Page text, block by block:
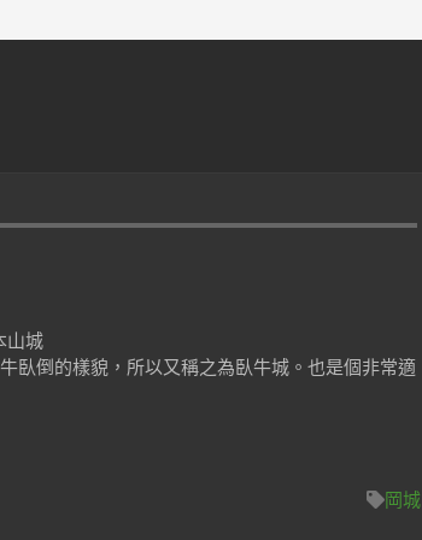
山城
臥倒的樣貌，所以又稱之為臥牛城。也是個非常適
岡城